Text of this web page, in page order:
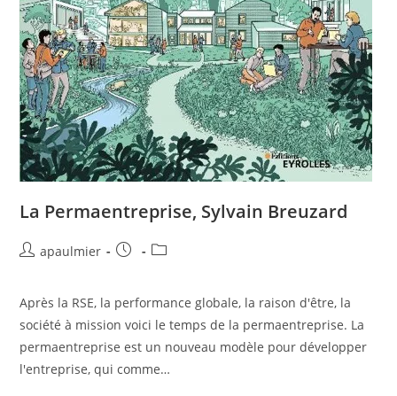
La Permaentreprise, Sylvain Breuzard
apaulmier
Après la RSE, la performance globale, la raison d'être, la
société à mission voici le temps de la permaentreprise. La
permaentreprise est un nouveau modèle pour développer
l'entreprise, qui comme…